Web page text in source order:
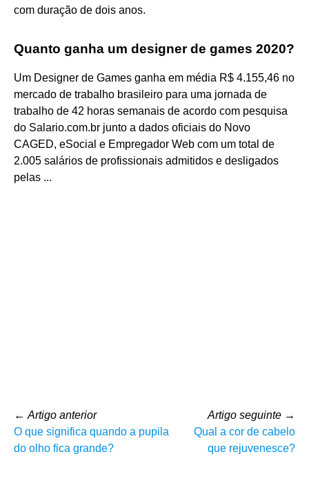
com duração de dois anos.
Quanto ganha um designer de games 2020?
Um Designer de Games ganha em média R$ 4.155,46 no
mercado de trabalho brasileiro para uma jornada de
trabalho de 42 horas semanais de acordo com pesquisa
do Salario.com.br junto a dados oficiais do Novo
CAGED, eSocial e Empregador Web com um total de
2.005 salários de profissionais admitidos e desligados
pelas ...
← Artigo anterior
O que significa quando a pupila
do olho fica grande?
Artigo seguinte →
Qual a cor de cabelo
que rejuvenesce?